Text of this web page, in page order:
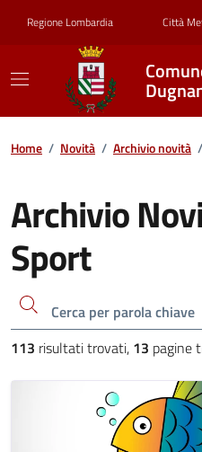
Regione Lombardia Città
Home / Novità / Archivio novità /
Archivio
Sport
Cerca una parola chiave
113 risultati trovati, 13 pagine